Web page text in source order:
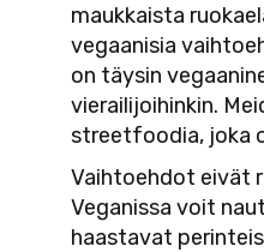
maukkaista
vegaanisia
on täysin
vierailijoihinkin.
streetfoodia, joka
Vaihtoehdot eivät
Veganissa voit
haastavat